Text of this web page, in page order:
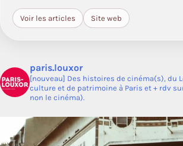
Voir les articles Site web
paris.louxor
[nouveau] Des histoires de cinéma(s), du
culture et de patrimoine à Paris et + rdv
non le cinéma).